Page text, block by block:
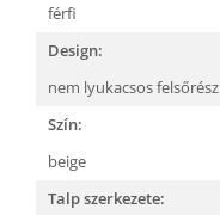
férfi
Design:
nem lyukacsos felsőrész
Szín:
beige
Talp szerkezete: